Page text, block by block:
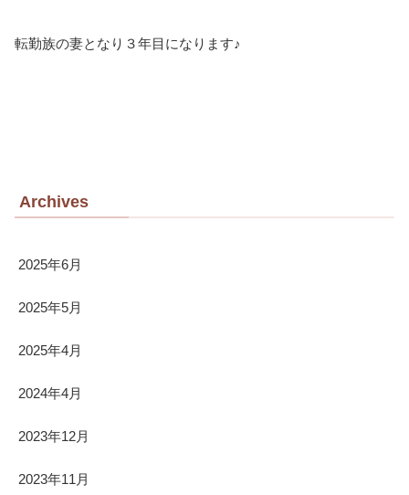
転勤族の妻となり３年目になります♪
Archives
2025年6月
2025年5月
2025年4月
2024年4月
2023年12月
2023年11月